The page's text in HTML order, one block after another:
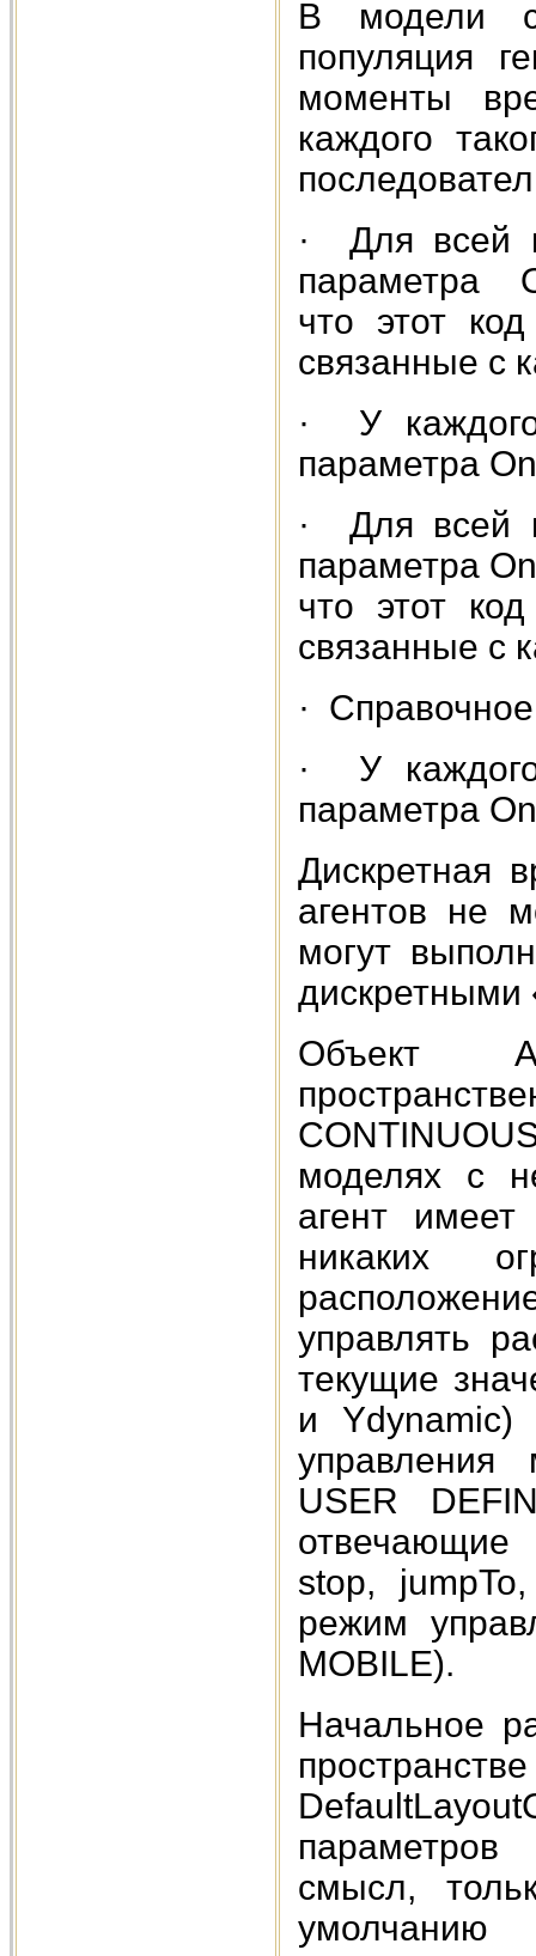
В модели с
популяция
моменты
каждого
· Для всей
параметра
что этот
связанные с
· У каждого
параметра
· Для всей
параметра
что этот
связанные с
·
· У каждого
параметра
Дискретная
агентов не
могут
дискретными
Объект
моделях с
агент
никаких
управлять
текущие
и
управления
USER
отвечающие
stop,
режим
MOBILE).
Начальное
смысл,